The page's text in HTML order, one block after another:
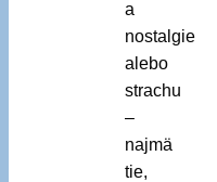
a
nostalgie
alebo
strachu
–
najmä
tie,